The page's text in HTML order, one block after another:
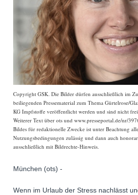
Copyright GSK. Die Bilder dürfen ausschließlich im
beiliegenden Pressematerial zum Thema Gürtelrose/
KG Impfstoffe veröffentlicht werden und sind nicht
Weiterer Text über ots und www.presseportal.de/nr/
Bildes für redaktionelle Zwecke ist unter Beachtung
Nutzungsbedingungen zulässig und dann auch
ausschließlich mit Bildrechte-Hinweis.
München (ots) -
Wenn im Urlaub der Stress nachlässt